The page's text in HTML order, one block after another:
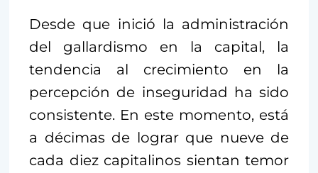
Desde que inició la administración
del gallardismo en la capital, la
tendencia al crecimiento en la
percepción de inseguridad ha sido
consistente. En este momento, está
a décimas de lograr que nueve de
cada diez capitalinos sientan temor